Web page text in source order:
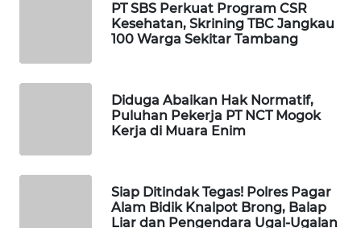
PT SBS Perkuat Program CSR
Kesehatan, Skrining TBC Jangkau
100 Warga Sekitar Tambang
Diduga Abaikan Hak Normatif,
Puluhan Pekerja PT NCT Mogok
Kerja di Muara Enim
Siap Ditindak Tegas! Polres Pagar
Alam Bidik Knalpot Brong, Balap
Liar dan Pengendara Ugal-Ugalan
LKKI